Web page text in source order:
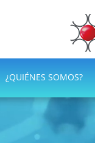
¿QUIÉNES SOMOS?